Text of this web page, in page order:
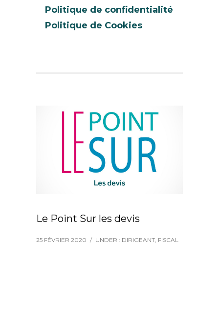
Politique de confidentialité
Politique de Cookies
Le Point Sur les devis
25 FÉVRIER 2020 / UNDER : DIRIGEANT, FISCAL